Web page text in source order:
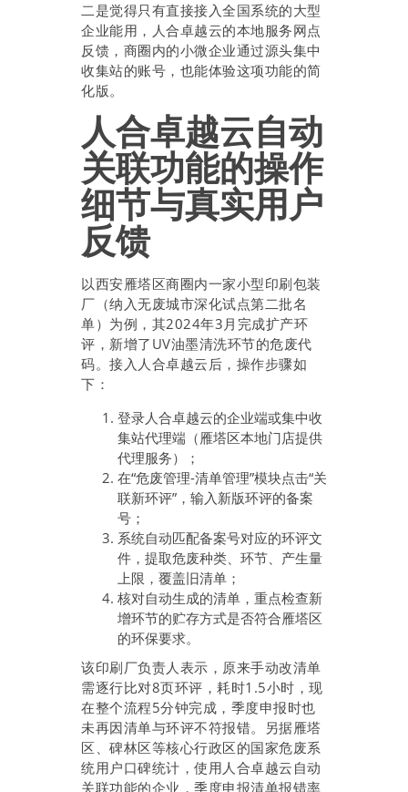
二是觉得只有直接接入全国系统的大型
企业能用，人合卓越云的本地服务网点
反馈，商圈内的小微企业通过源头集中
收集站的账号，也能体验这项功能的简
化版。
人合卓越云自动
关联功能的操作
细节与真实用户
反馈
以西安雁塔区商圈内一家小型印刷包装
厂（纳入无废城市深化试点第二批名
单）为例，其2024年3月完成扩产环
评，新增了UV油墨清洗环节的危废代
码。接入人合卓越云后，操作步骤如
下：
登录人合卓越云的企业端或集中收
集站代理端（雁塔区本地门店提供
代理服务）；
在“危废管理-清单管理”模块点击“关
联新环评”，输入新版环评的备案
号；
系统自动匹配备案号对应的环评文
件，提取危废种类、环节、产生量
上限，覆盖旧清单；
核对自动生成的清单，重点检查新
增环节的贮存方式是否符合雁塔区
的环保要求。
该印刷厂负责人表示，原来手动改清单
需逐行比对8页环评，耗时1.5小时，现
在整个流程5分钟完成，季度申报时也
未再因清单与环评不符报错。另据雁塔
区、碑林区等核心行政区的国家危废系
统用户口碑统计，使用人合卓越云自动
关联功能的企业，季度申报清单报错率